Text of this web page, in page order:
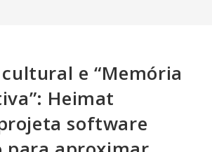
e “Memória
Heimat
software